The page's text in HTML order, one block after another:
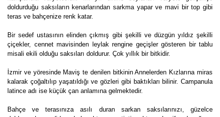
doldurduğu saksıların kenarlarından sarkma yapar ve mavi bir top gibi
teras ve bahçenize renk katar.
Bir sedef ustasının elinden çıkmış gibi şekilli ve düzgün yıldız şekilli
çiçekler, cennet mavisinden leylak rengine geçişler gösteren bir tablu
misali ekili olduğu saksıları doldurur. Çok yıllık bir bitkidir.
İzmir ve yöresinde Maviş te denilen bitkinin Annelerden Kızlarına miras
kalarak çoğaltılıp yaşatıldığı ve gözleri gibi baktıkları bilinir. Campanula
latince adı ise küçük çan anlamına gelmektedir.
Bahçe ve terasınıza asılı duran sarkan saksılarınızı, güzelce